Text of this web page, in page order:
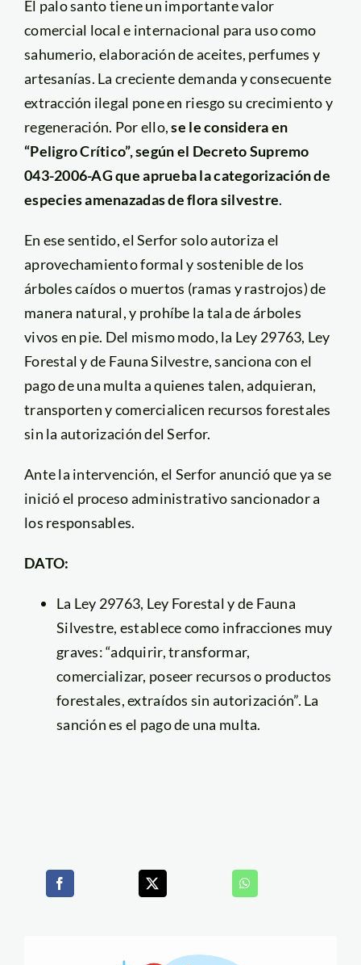
El palo santo tiene un importante valor
comercial local e internacional para uso como
sahumerio, elaboración de aceites, perfumes y
artesanías. La creciente demanda y consecuente
extracción ilegal pone en riesgo su crecimiento y
regeneración. Por ello,se le considera en
“Peligro Crítico”, según el Decreto Supremo
043-2006-AG que aprueba la categorización de
especies amenazadas de flora silvestre.
En ese sentido, el Serfor solo autoriza el
aprovechamiento formal y sostenible de los
árboles caídos o muertos (ramas y rastrojos) de
manera natural, y prohíbe la tala de árboles
vivos en pie. Del mismo modo, la Ley 29763, Ley
Forestal y de Fauna Silvestre, sanciona con el
pago de una multa a quienes talen, adquieran,
transporten y comercialicen recursos forestales
sin la autorización del Serfor.
Ante la intervención, el Serfor anunció que ya se
inició el proceso administrativo sancionador a
los responsables.
DATO:
La Ley 29763, Ley Forestal y de Fauna
Silvestre, establece como infracciones muy
graves: “adquirir, transformar,
comercializar, poseer recursos o productos
forestales, extraídos sin autorización”. La
sanción es el pago de una multa.